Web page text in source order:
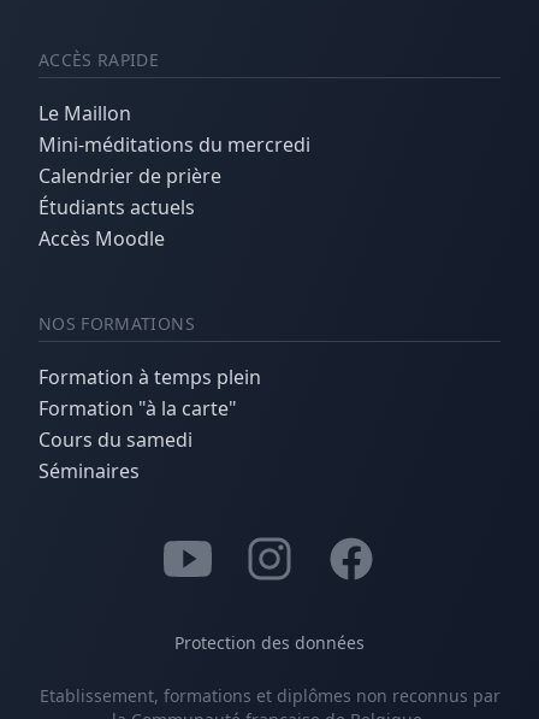
ACCÈS RAPIDE
Le Maillon
Mini-méditations du mercredi
Calendrier de prière
Étudiants actuels
Accès Moodle
NOS FORMATIONS
Formation à temps plein
Formation "à la carte"
Cours du samedi
Séminaires
Protection des données
Etablissement, formations et diplômes non reconnus par